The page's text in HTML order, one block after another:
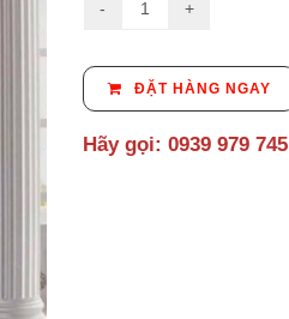
ĐẶT HÀNG NGAY
Hãy gọi: 0939 979 745